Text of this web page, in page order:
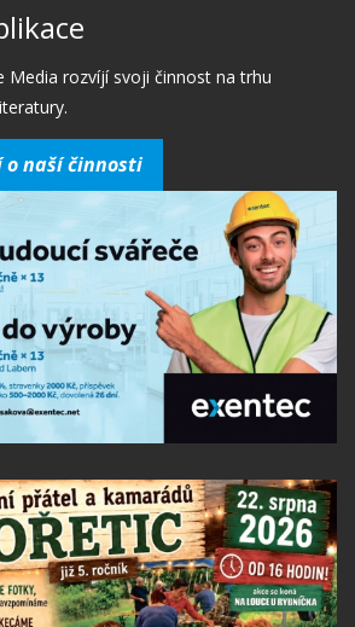
Media rozvíjí svoji činnost na trhu
o naší činnosti